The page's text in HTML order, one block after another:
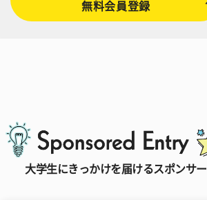
無料会員登録
大学生にきっかけを届けるスポンサー